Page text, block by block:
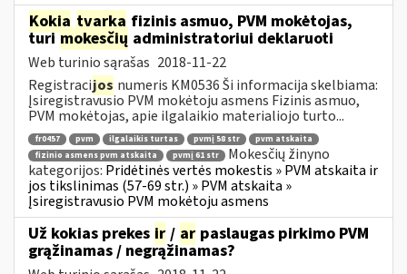
Kokia tvarka fizinis asmuo, PVM mokėtojas,
turimokesčių administratoriui deklaruoti
Web turinio sąrašas 2018-11-22
Registracijos numeris KM0536 Ši informacija skelbiama:
Įsiregistravusio PVM mokėtoju asmens Fizinis asmuo,
PVM mokėtojas, apie ilgalaikio materialiojo turto...
fr0457 pvm ilgalaikis turtas pvmį 58 str
pvm atskaita
fizinio asmens pvm atskaita
pvmį 61 str
Mokesčių žinyno
kategorijos: Pridėtinės vertės mokestis » PVM atskaita ir
jos tikslinimas (57-69 str.) » PVM atskaita »
Įsiregistravusio PVM mokėtoju asmens
Už kokias prekes ir / ar paslaugas pirkimo PVM
grąžinamas / negrąžinamas?